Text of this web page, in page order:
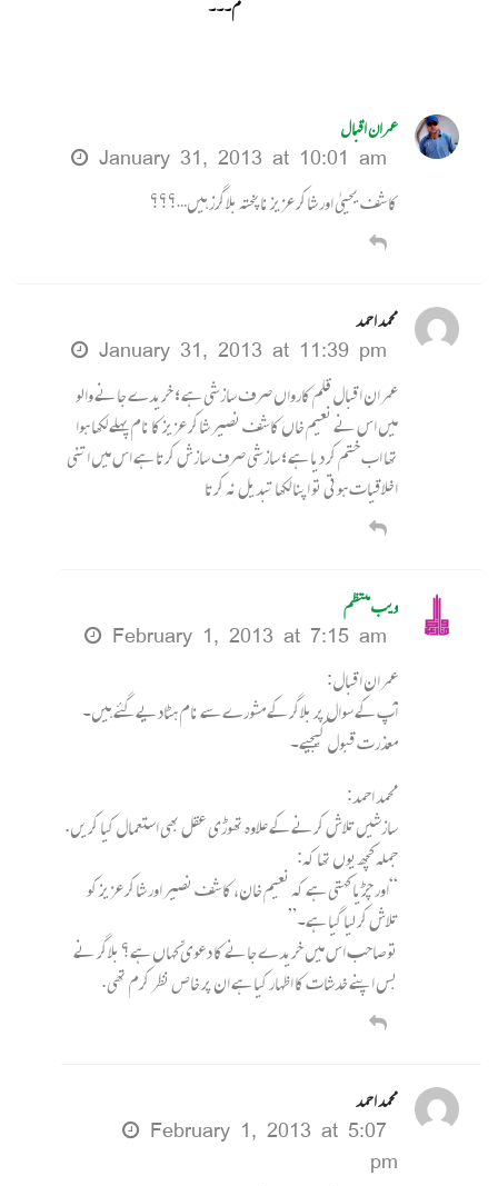
م۔۔۔
عمران اقبال
January 31, 2013 at 10:01 am
کاشف یحییٰ اور شاکر عزیز ناپختہ بلاگرز ہیں…؟؟؟
محمد احمد
January 31, 2013 at 11:39 pm
عمران اقبال قلم کارواں صرف سازشی ہے ؛ خریدے جانے والو
میں اس نے نعیم خاں کاشف نصیر شاکر عزیز کا نام پہلے لکھا ہوا
تھا اب ختم کر دیا ہے ؛ سازشی صرف سازش کرتا ہے اس میں اتنی
اخلاقیات ہوتی تو اپنا لکھا تبدیل نہ کرتا
ویب منتظم
February 1, 2013 at 7:15 am
عمران اقبال:
آپ کے سوال پر بلاگر کے مشورے سے نام ہٹادیے گئے ہیں۔
معذرت قبول کیجیے۔
محمد احمد:
سازشیں تلاش کرنے کے علاوہ تھوڑی عقل بھی استعمال کیا کریں.
جملہ کچھ یوں تھا کہ:
“اور چڑیا کہتی ہے کہ نعیم خان، کاشف نصیر اور شاکر عزیز کو
تلاش کر لیا گیا ہے۔”
تو صاحب اس میں خریدے جانے کا دعویّ کہاں ہے؟ بلاگر نے
بس اپنے خدشات کا اظہار کیا ہے ان پر خاص نظر کرم تھی.
محمد احمد
February 1, 2013 at 5:07
pm